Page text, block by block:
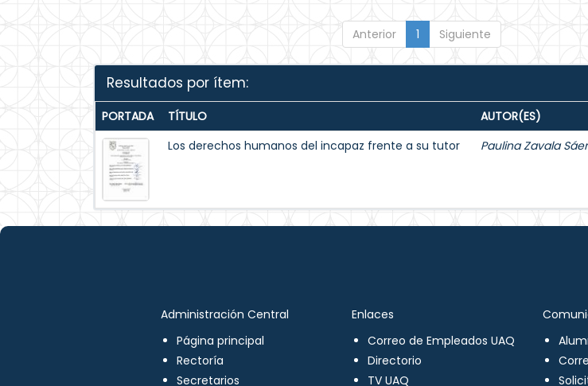
Anterior 1 Siguiente
Resultados por ítem:
PORTADA TÍTULO AUTOR(ES)
Los derechos humanos del incapaz frente a su tutor
Paulina Zavala
Administración Central
Página principal
Rectoría
Secretarios
Enlaces
Correo de Empleados UAQ
Directorio
TV UAQ